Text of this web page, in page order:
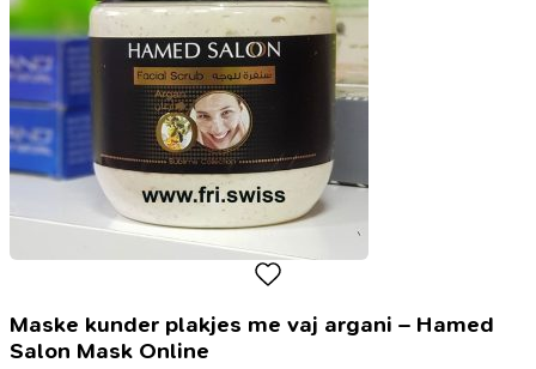
Maske kunder plakjes me vaj argani – Hamed
Salon Mask Online